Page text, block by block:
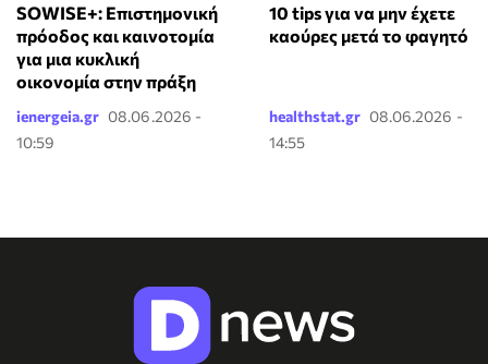
SOWISE+: Επιστημονική
πρόοδος και καινοτομία
για μια κυκλική
οικονομία στην πράξη
ienergeia.gr 08.06.2026 -
10:59
10 tips για να μην έχετε
καούρες μετά το φαγητό
healthstat.gr 08.06.2026 -
14:55